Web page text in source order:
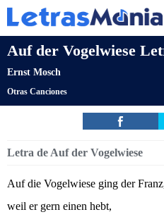
Auf der Vogelwiese
Ernst Mosch
Otras Canciones
Letra de Auf der Vogelwiese
Auf die Vogelwiese ging der
weil er gern einen hebt,